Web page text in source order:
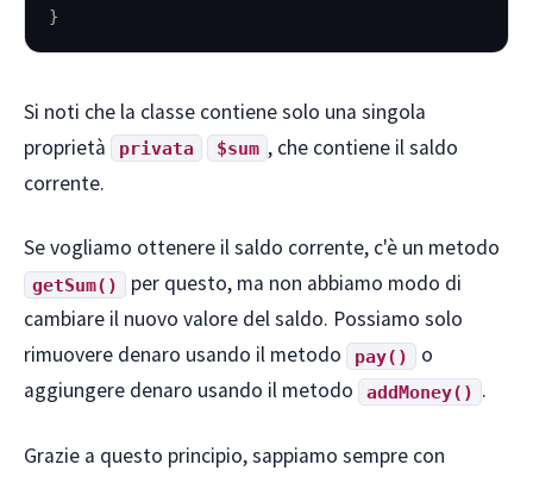
}
Si noti che la classe contiene solo una singola
proprietà
privata $sum , che contiene il saldo
corrente.
Se vogliamo ottenere il saldo corrente, c'è un metodo
getSum()
per questo, ma non abbiamo modo di
cambiare il nuovo valore del saldo. Possiamo solo
rimuovere denaro usando il metodo
pay()
o
aggiungere denaro usando il metodo
addMoney() .
Grazie a questo principio, sappiamo sempre con